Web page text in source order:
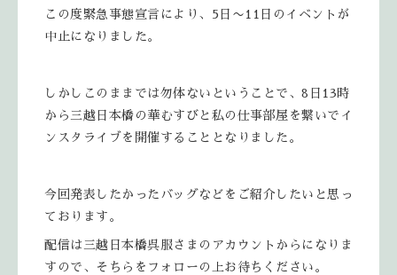
この度緊急事態宣言により、5日〜11日のイベントが
中止になりました。
しかしこのままでは勿体ないということで、8日13時
から三越日本橋の華むすびと私の仕事部屋を繋いでイ
ンスタライブを開催することとなりました。
今回発表したかったバッグなどをご紹介したいと思っ
ております。
配信は三越日本橋呉服さまのアカウントからになりま
すので、そちらをフォローの上お待ちください。